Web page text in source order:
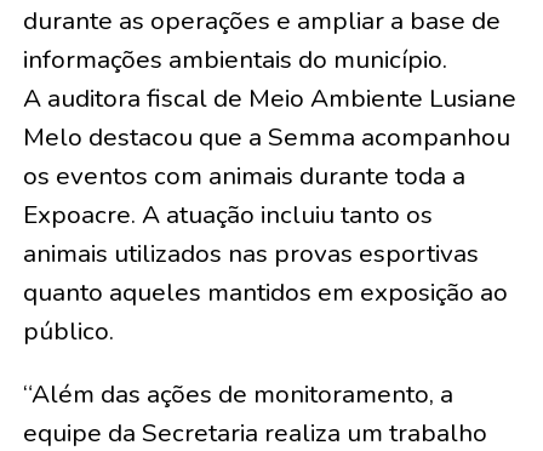
durante as operações e ampliar a base de
informações ambientais do município.
A auditora fiscal de Meio Ambiente Lusiane
Melo destacou que a Semma acompanhou
os eventos com animais durante toda a
Expoacre. A atuação incluiu tanto os
animais utilizados nas provas esportivas
quanto aqueles mantidos em exposição ao
público.
“Além das ações de monitoramento, a
equipe da Secretaria realiza um trabalho